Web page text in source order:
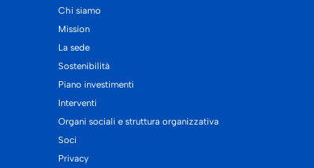
Chi siamo
Mission
La sede
Sostenibilità
Piano investimenti
Interventi
Organi sociali e struttura organizzativa
Soci
Privacy